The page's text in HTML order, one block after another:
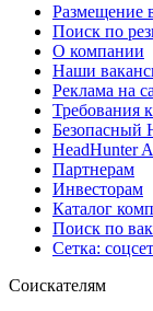
Размещение
Поиск по
О компании
Наши
Реклама на
Требования
Безопасный
HeadHunter
Партнерам
Инвесторам
Каталог
Поиск по
Сетка:
Соискателям